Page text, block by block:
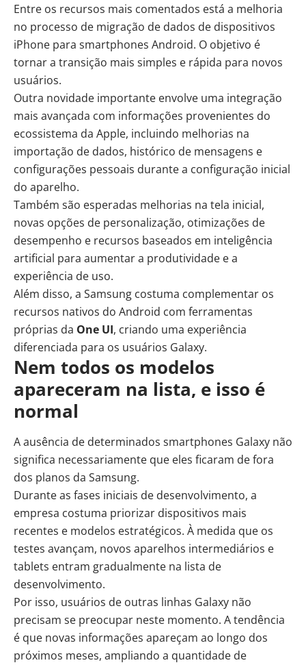
Entre os recursos mais comentados está a melhoria
no processo de migração de dados de dispositivos
iPhone para smartphones Android. O objetivo é
tornar a transição mais simples e rápida para novos
usuários.
Outra novidade importante envolve uma integração
mais avançada com informações provenientes do
ecossistema da Apple, incluindo melhorias na
importação de dados, histórico de mensagens e
configurações pessoais durante a configuração inicial
do aparelho.
Também são esperadas melhorias na tela inicial,
novas opções de personalização, otimizações de
desempenho e recursos baseados em inteligência
artificial para aumentar a produtividade e a
experiência de uso.
Além disso, a Samsung costuma complementar os
recursos nativos do Android com ferramentas
próprias da One UI, criando uma experiência
diferenciada para os usuários Galaxy.
Nem todos os modelos
apareceram na lista, e isso é
normal
A ausência de determinados smartphones Galaxy não
significa necessariamente que eles ficaram de fora
dos planos da Samsung.
Durante as fases iniciais de desenvolvimento, a
empresa costuma priorizar dispositivos mais
recentes e modelos estratégicos. À medida que os
testes avançam, novos aparelhos intermediários e
tablets entram gradualmente na lista de
desenvolvimento.
Por isso, usuários de outras linhas Galaxy não
precisam se preocupar neste momento. A tendência
é que novas informações apareçam ao longo dos
próximos meses, ampliando a quantidade de